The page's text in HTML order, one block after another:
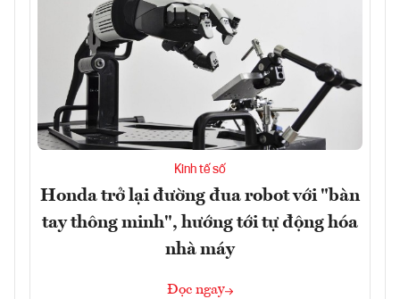
Kinh tế số
Honda trở lại đường đua robot với "bàn
tay thông minh", hướng tới tự động hóa
nhà máy
Đọc ngay